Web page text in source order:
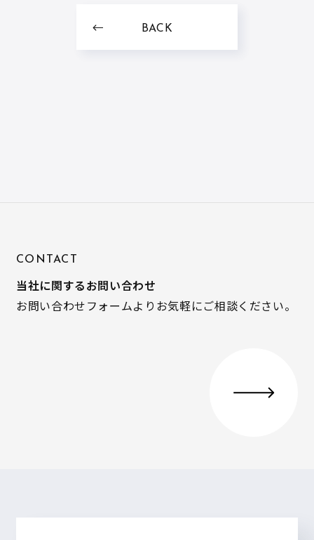
BACK
CONTACT
当社に関するお問い合わせ
お問い合わせフォームよりお気軽にご相談ください。